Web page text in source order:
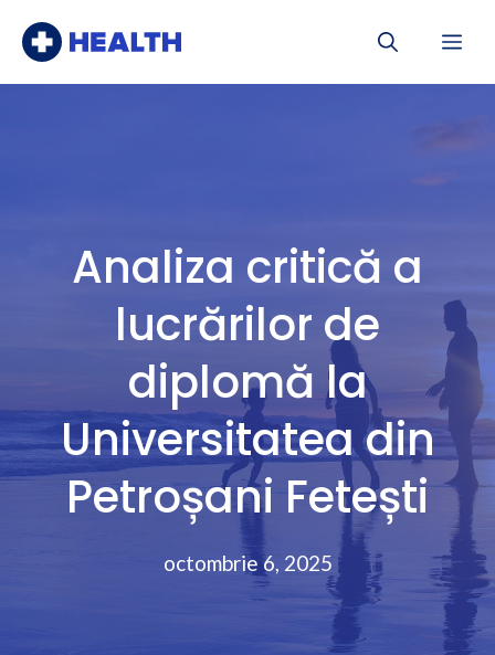
Analiza critică a
lucrărilor de
diplomă la
Universitatea din
Petroșani Fetești
octombrie 6, 2025